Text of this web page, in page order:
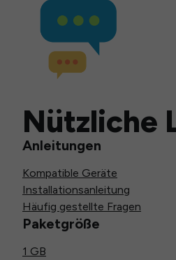
Nützliche
Anleitungen
Kompatible Geräte
Installationsanleitung
Häufig gestellte Fragen
Paketgröße
1 GB